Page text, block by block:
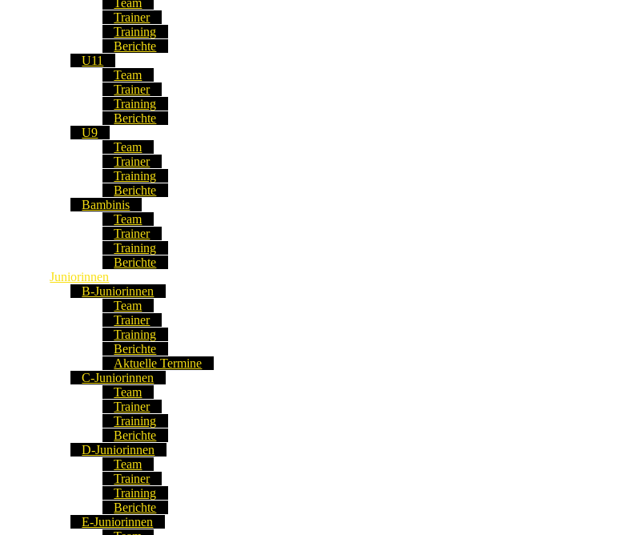
Team
Trainer
Training
Berichte
U11
Team
Trainer
Training
Berichte
U9
Team
Trainer
Training
Berichte
Bambinis
Team
Trainer
Training
Berichte
Juniorinnen
B-Juniorinnen
Team
Trainer
Training
Berichte
Aktuelle Termine
C-Juniorinnen
Team
Trainer
Training
Berichte
D-Juniorinnen
Team
Trainer
Training
Berichte
E-Juniorinnen